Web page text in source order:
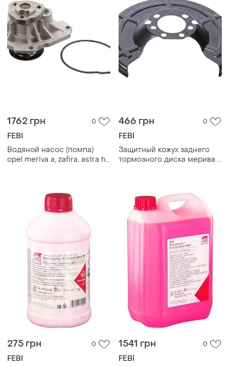
1762 грн 0
FEBI
Водяной насос (помпа)
opel meriva a, zafira, astra h,
466 грн 0
FEBI
Защитный кожух заднего
тормозного диска мерива а
275 грн 0
FEBI
1541 грн 0
FEBI